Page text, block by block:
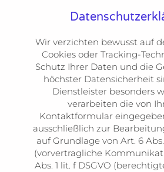
Wir verzichten bewusst auf
Cookies oder Tracking-
Schutz Ihrer Daten und die
höchster Datensicherheit
Dienstleister besonders
verarbeiten die von
Kontaktformular
ausschließlich zur
auf Grundlage von Art. 6 Abs.
(vorvertragliche
Abs. 1 lit. f DSGVO